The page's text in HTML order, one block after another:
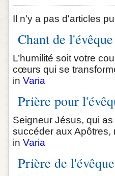
Il n'y a pas d'articles
Chant de l'évêque
L’humilité soit votre
cœurs qui se
in Varia
Prière pour
Seigneur Jésus, qui
succéder aux Apôtres,
in Varia
Prière de l'évêque